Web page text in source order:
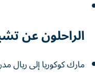
الراحلون عن
مارك كوكوريا إلى ريال مدريد